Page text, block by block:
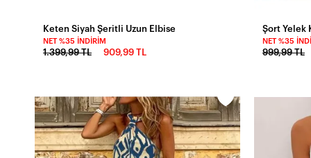
Keten Siyah Şeritli Uzun Elbise
NET %35 İNDIRIM
1.399,99 TL 909,99 TL
Şort Yelek
NET %35
999,99 TL